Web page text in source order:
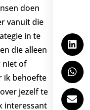
doen
vanuit die
in te
die alleen
niet of
ik behoefte
jezelf te
interessant